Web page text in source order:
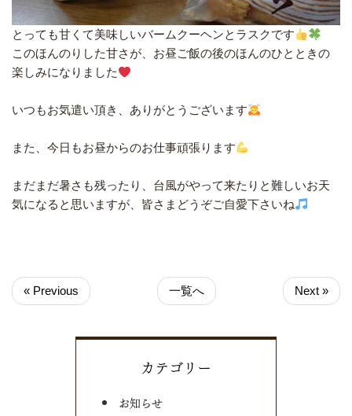
とっても甘くて美味しいバームクーヘンとラスクです
このほんのりした甘さが、お昼ご飯の後のほんのひとときの
楽しみになりました
いつもお気遣い頂き、ありがとうございます
また、今日もお昼からのお仕事頑張ります
まだまだ暑さも残ったり、台風がやって来たりと難しいお天
気になると思いますが、皆さまどうぞご自愛下さいね
« Previous 一覧へ Next »
カテゴリー
お知らせ